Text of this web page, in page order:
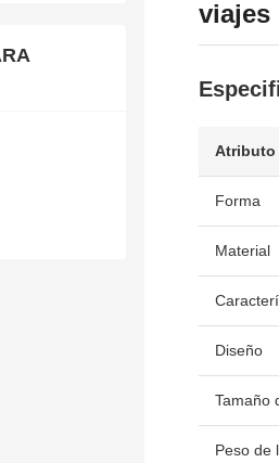
viajes
Atributo
Forma
Material
Diseño
Tamaño
Peso de